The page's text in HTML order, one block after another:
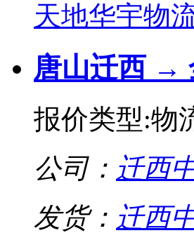
天地华宇物
唐山迁西 →
报价类型:物
公司： 迁西
发货： 迁西